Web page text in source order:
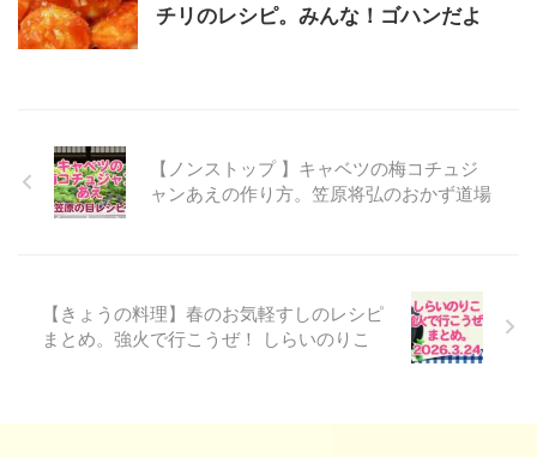
チリのレシピ。みんな！ゴハンだよ
【ノンストップ 】キャベツの梅コチュジ
ャンあえの作り方。笠原将弘のおかず道場
【きょうの料理】春のお気軽すしのレシピ
まとめ。強火で行こうぜ！ しらいのりこ